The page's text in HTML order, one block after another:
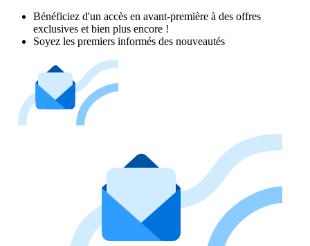
Bénéficiez d'un accès en avant-première à des offres
exclusives et bien plus encore !
Soyez les premiers informés des nouveautés